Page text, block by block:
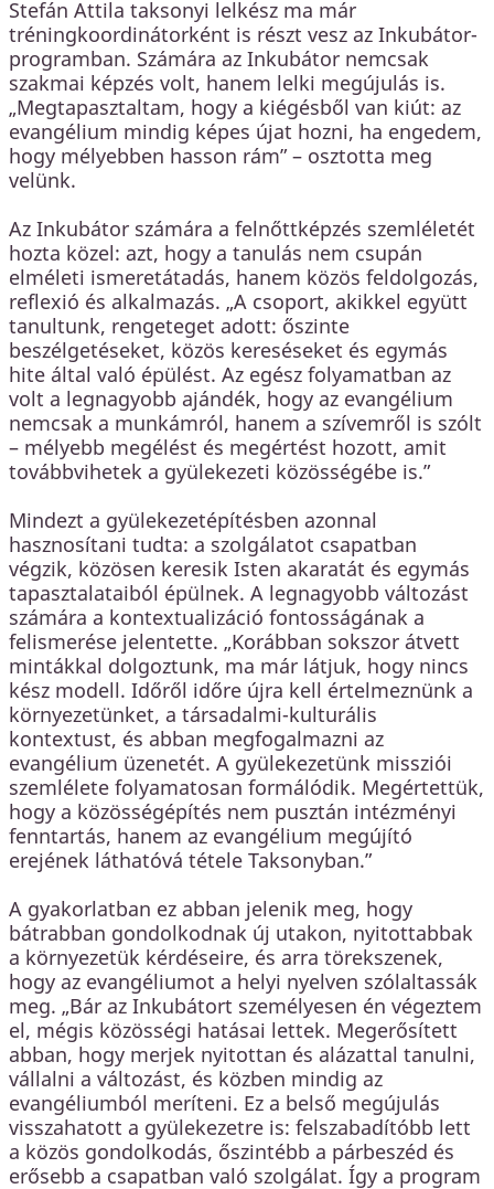
Stefán Attila taksonyi lelkész ma már
tréningkoordinátorként is részt vesz az Inkubátor-
programban. Számára az Inkubátor nemcsak
szakmai képzés volt, hanem lelki megújulás is.
„Megtapasztaltam, hogy a kiégésből van kiút: az
evangélium mindig képes újat hozni, ha engedem,
hogy mélyebben hasson rám” – osztotta meg
velünk.
Az Inkubátor számára a felnőttképzés szemléletét
hozta közel: azt, hogy a tanulás nem csupán
elméleti ismeretátadás, hanem közös feldolgozás,
reflexió és alkalmazás. „A csoport, akikkel együtt
tanultunk, rengeteget adott: őszinte
beszélgetéseket, közös kereséseket és egymás
hite által való épülést. Az egész folyamatban az
volt a legnagyobb ajándék, hogy az evangélium
nemcsak a munkámról, hanem a szívemről is szólt
– mélyebb megélést és megértést hozott, amit
továbbvihetek a gyülekezeti közösségébe is.”
Mindezt a gyülekezetépítésben azonnal
hasznosítani tudta: a szolgálatot csapatban
végzik, közösen keresik Isten akaratát és egymás
tapasztalataiból épülnek. A legnagyobb változást
számára a kontextualizáció fontosságának a
felismerése jelentette. „Korábban sokszor átvett
mintákkal dolgoztunk, ma már látjuk, hogy nincs
kész modell. Időről időre újra kell értelmeznünk a
környezetünket, a társadalmi-kulturális
kontextust, és abban megfogalmazni az
evangélium üzenetét. A gyülekezetünk missziói
szemlélete folyamatosan formálódik. Megértettük,
hogy a közösségépítés nem pusztán intézményi
fenntartás, hanem az evangélium megújító
erejének láthatóvá tétele Taksonyban.”
A gyakorlatban ez abban jelenik meg, hogy
bátrabban gondolkodnak új utakon, nyitottabbak
a környezetük kérdéseire, és arra törekszenek,
hogy az evangéliumot a helyi nyelven szólaltassák
meg. „Bár az Inkubátort személyesen én végeztem
el, mégis közösségi hatásai lettek. Megerősített
abban, hogy merjek nyitottan és alázattal tanulni,
vállalni a változást, és közben mindig az
evangéliumból meríteni. Ez a belső megújulás
visszahatott a gyülekezetre is: felszabadítóbb lett
a közös gondolkodás, őszintébb a párbeszéd és
erősebb a csapatban való szolgálat. Így a program